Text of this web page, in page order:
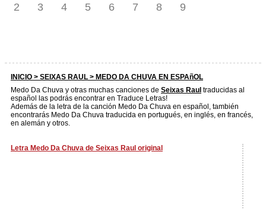
2
3 4 5 6 7 8 9
INICIO > SEIXAS RAUL > MEDO DA CHUVA EN ESPAñOL
Medo Da Chuva y otras muchas canciones de Seixas Raul traducidas al
español las podrás encontrar en Traduce Letras!
Además de la letra de la canción Medo Da Chuva en español, también
encontrarás Medo Da Chuva traducida en portugués, en inglés, en francés,
en alemán y otros.
Letra Medo Da Chuva de Seixas Raul original